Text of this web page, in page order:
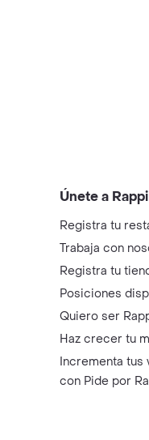
Únete a Rappi
Registra tu
Trabaja con
Registra tu
Posiciones
Quiero ser
Haz crecer tu
Incrementa tus
con Pide por